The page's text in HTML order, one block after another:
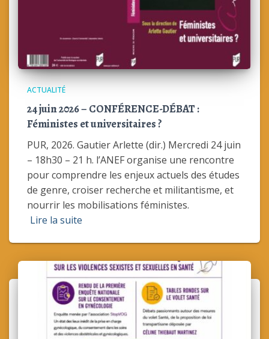
ACTUALITÉ
24 juin 2026 – CONFÉRENCE-DÉBAT :
Féministes et universitaires ?
PUR, 2026. Gautier Arlette (dir.) Mercredi 24 juin
– 18h30 – 21 h. l’ANEF organise une rencontre
pour comprendre les enjeux actuels des études
de genre, croiser recherche et militantisme, et
nourrir les mobilisations féministes.
Lire la suite